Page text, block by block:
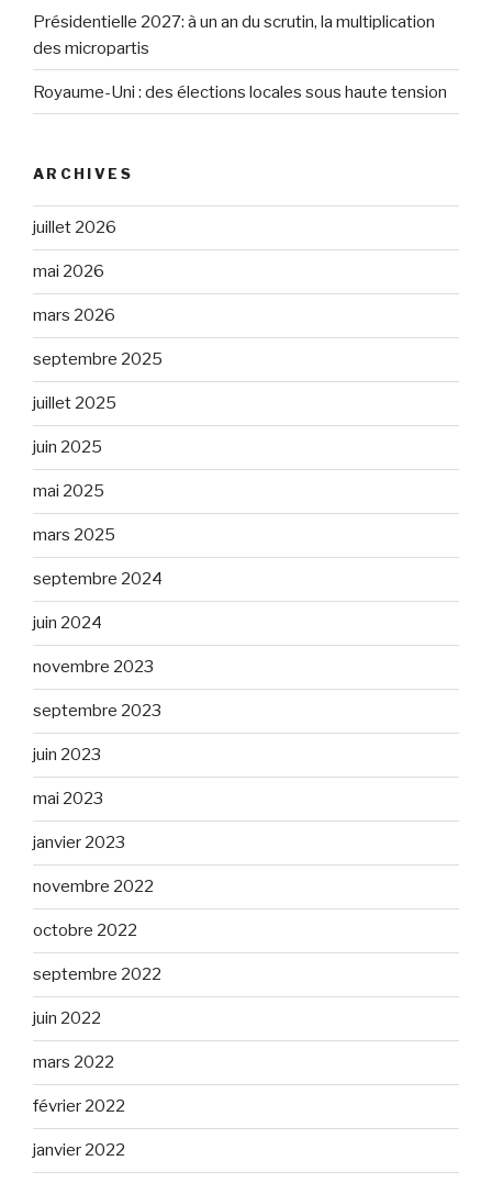
Présidentielle 2027: à un an du scrutin, la multiplication
des micropartis
Royaume-Uni : des élections locales sous haute tension
ARCHIVES
juillet 2026
mai 2026
mars 2026
septembre 2025
juillet 2025
juin 2025
mai 2025
mars 2025
septembre 2024
juin 2024
novembre 2023
septembre 2023
juin 2023
mai 2023
janvier 2023
novembre 2022
octobre 2022
septembre 2022
juin 2022
mars 2022
février 2022
janvier 2022